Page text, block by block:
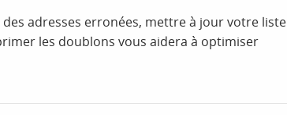
adresses erronées, mettre à jour votre liste
les doublons vous aidera à optimiser